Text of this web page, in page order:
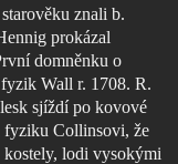
znali b.
prokázal
domněnku o
Wall r. 1708. R.
sjíždí po kovové
fyziku Collinsovi, že
lodi vysokými